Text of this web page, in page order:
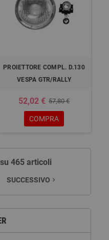
PROIETTORE COMPL. D.130
VESPA GTR/RALLY
52,02 € 57,80 €
COMPRA
465 articoli
SUCCESSIVO navigate_next